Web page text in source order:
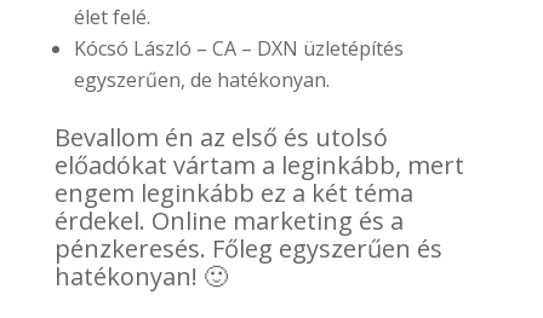
élet felé.
Kócsó László – CA – DXN üzletépítés
egyszerűen, de hatékonyan.
Bevallom én az első és utolsó
előadókat vártam a leginkább, mert
engem leginkább ez a két téma
érdekel. Online marketing és a
pénzkeresés. Főleg egyszerűen és
hatékonyan! 🙂